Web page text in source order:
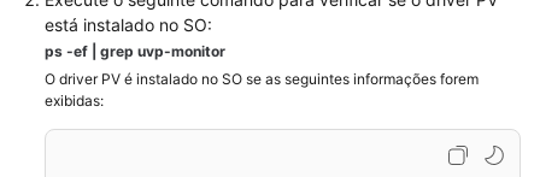
imagem
privada
Gerenciando
está instalado no SO:
ps -ef | grep uvp-monitor
O driver PV é instalado no SO se as seguintes informações forem
exibidas: